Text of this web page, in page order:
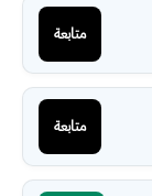
متابعة
متابعة